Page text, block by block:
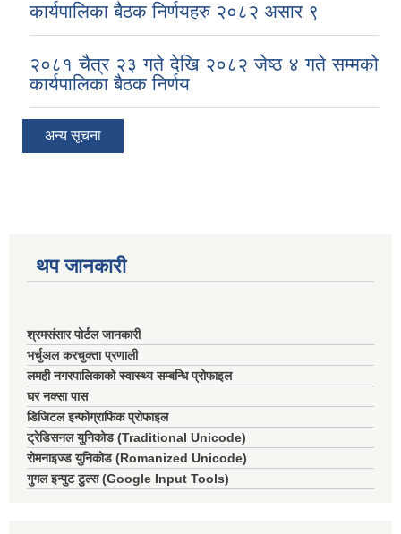
कार्यपालिका बैठक निर्णयहरु २०८२ असार ९
२०८१ चैत्र २३ गते देखि २०८२ जेष्ठ ४ गते सम्मको
कार्यपालिका बैठक निर्णय
अन्य सूचना
थप जानकारी
श्रमसंसार पोर्टल जानकारी
भर्चुअल करचुक्ता प्रणाली
लमही नगरपालिकाको स्वास्थ्य सम्बन्धि प्रोफाइल
घर नक्सा पास
डिजिटल इन्फोग्राफिक प्रोफाइल
ट्रेडिसनल युनिकोड (Traditional Unicode)
रोमनाइज्ड युनिकोड (Romanized Unicode)
गुगल इन्पुट टुल्स (Google Input Tools)